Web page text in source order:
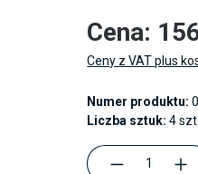
Cena:
Ceny z VAT plus
Numer produktu:
Liczba sztuk:4 szt.